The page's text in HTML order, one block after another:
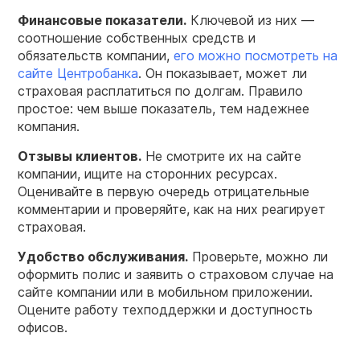
Финансовые показатели. Ключевой из них —
соотношение собственных средств и
обязательств компании, его можно посмотреть на
сайте Центробанка. Он показывает, может ли
страховая расплатиться по долгам. Правило
простое: чем выше показатель, тем надежнее
компания.
Отзывы клиентов. Не смотрите их на сайте
компании, ищите на сторонних ресурсах.
Оценивайте в первую очередь отрицательные
комментарии и проверяйте, как на них реагирует
страховая.
Удобство обслуживания. Проверьте, можно ли
оформить полис и заявить о страховом случае на
сайте компании или в мобильном приложении.
Оцените работу техподдержки и доступность
офисов.